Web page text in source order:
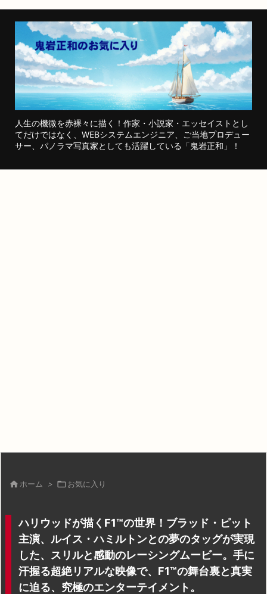
人生の機微を赤裸々に描く！作家・小説家・エッセイストとし
てだけではなく、WEBシステムエンジニア、ご当地プロデュー
サー、パノラマ写真家としても活躍している「鬼岩正和」！
 ホーム > お気に入り
ハリウッドが描くF1™の世界！ブラッド・ピット
主演、ルイス・ハミルトンとの夢のタッグが実現
した、スリルと感動のレーシングムービー。手に
汗握る超絶リアルな映像で、F1™の舞台裏と真実
に迫る、究極のエンターテイメント。